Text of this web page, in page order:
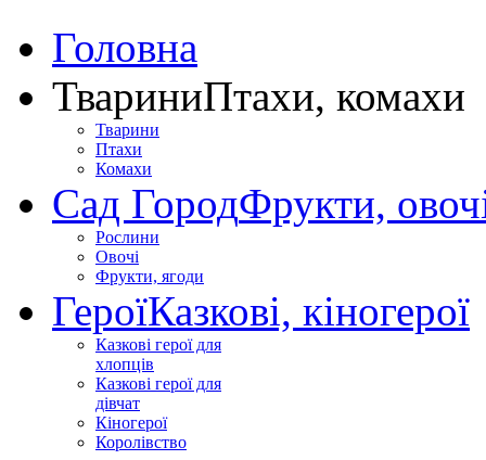
Головна
ТвариниПтахи, комахи
Тварини
Птахи
Комахи
Сад ГородФрукти,
Рослини
Овочі
Фрукти, ягоди
ГероїКазкові, кіногерої
Казкові герої для
хлопців
Казкові герої для
дівчат
Кіногерої
Королівство